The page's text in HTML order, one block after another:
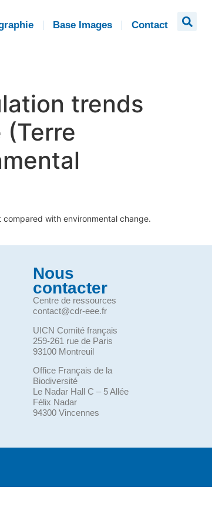
Base Images Contact
trends
with environmental change.
Nous
contacter
Centre de ressources
contact@cdr-eee.fr
UICN Comité français
259-261 rue de Paris
93100 Montreuil
Office Français de la
Biodiversité
Le Nadar Hall C – 5 Allée
Félix Nadar
94300 Vincennes